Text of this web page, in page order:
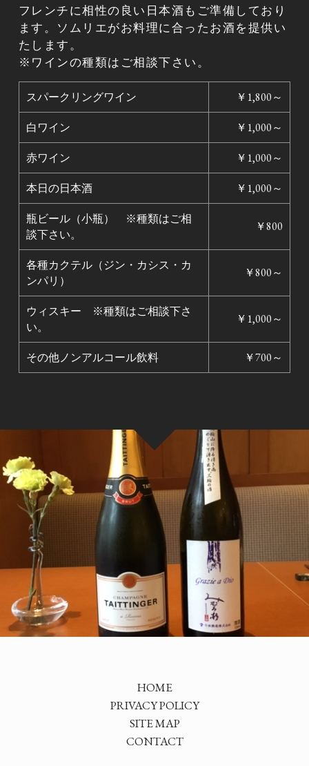
フレンチに相性の良い日本酒もご準備しており
ます。ソムリエがお料理に合ったお酒を提供い
たします。
※ワインの種類はご相談下さい。
スパークリングワイン ￥1,800～
白ワイン ￥1,000～
赤ワイン ￥1,000～
本日の日本酒 ￥1,000～
瓶ビール（小瓶） ※種類はご相
談下さい。
￥800
各種カクテル（ジン・カシス・カ
ンパリ）
￥800～
ウィスキー ※種類はご相談下さ
い。
￥1,000～
その他ノンアルコール飲料 ￥700～
HOME
PRIVACY POLICY
SITE MAP
CONTACT